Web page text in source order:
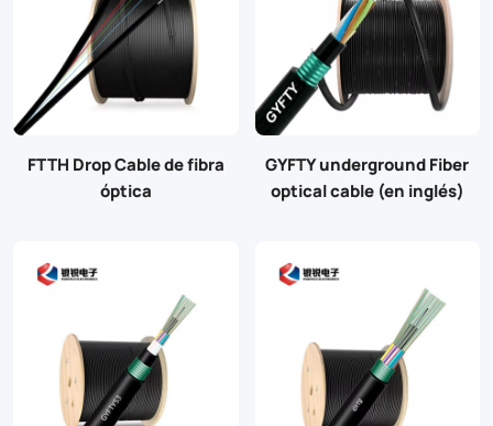
FTTH Drop Cable de fibra
óptica
GYFTY underground Fiber
optical cable (en inglés)